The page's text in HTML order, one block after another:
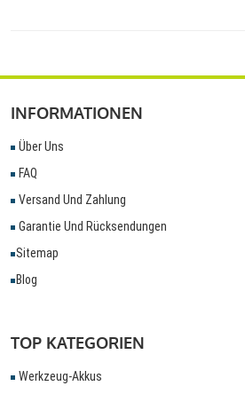
INFORMATIONEN
Über Uns
FAQ
Versand Und Zahlung
Garantie Und Rücksendungen
Sitemap
Blog
TOP KATEGORIEN
Werkzeug-Akkus